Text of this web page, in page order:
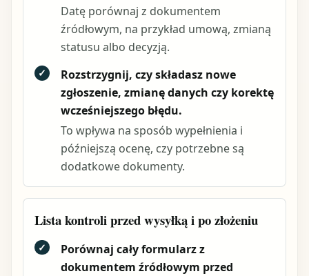
Datę porównaj z dokumentem
źródłowym, na przykład umową, zmianą
statusu albo decyzją.
✓
Rozstrzygnij, czy składasz nowe
zgłoszenie, zmianę danych czy korektę
wcześniejszego błędu.
To wpływa na sposób wypełnienia i
późniejszą ocenę, czy potrzebne są
dodatkowe dokumenty.
Lista kontroli przed wysyłką i po złożeniu
✓
Porównaj cały formularz z
dokumentem źródłowym przed